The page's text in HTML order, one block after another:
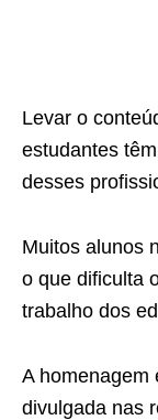
Levar o
estudantes
desses
Muitos alunos
o que dificulta
trabalho dos
A homenagem
divulgada nas